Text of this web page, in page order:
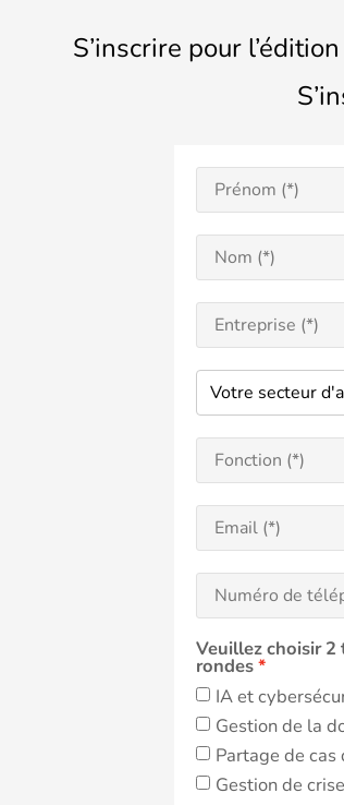
S’inscrire pour
Veuillez choisir
rondes
IA et
Gestion de la
Partage de cas
Gestion de